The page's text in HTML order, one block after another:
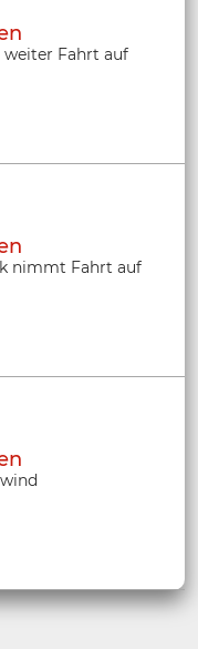
weiter Fahrt auf
nimmt Fahrt auf